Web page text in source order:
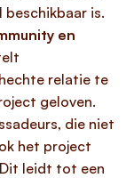
is.
en
relatie te
geloven.
die niet
het project
leidt tot een